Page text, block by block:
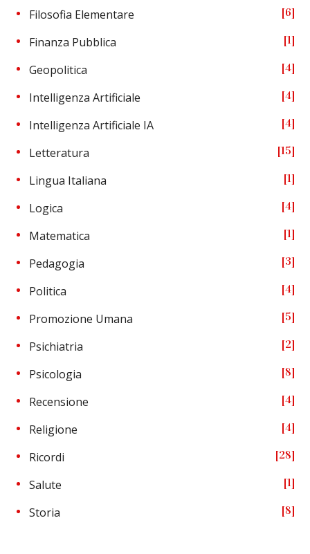
Filosofia Elementare 6
Finanza Pubblica 1
Geopolitica 4
Intelligenza Artificiale 4
Intelligenza Artificiale IA 4
Letteratura 15
Lingua Italiana 1
Logica 4
Matematica 1
Pedagogia 3
Politica 4
Promozione Umana 5
Psichiatria 2
Psicologia 8
Recensione 4
Religione 4
Ricordi 28
Salute 1
Storia 8